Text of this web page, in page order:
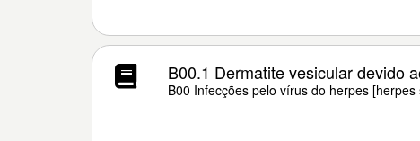
B00.1 Dermatite vesicular devido
B00 Infecções pelo vírus do herpes [herpes